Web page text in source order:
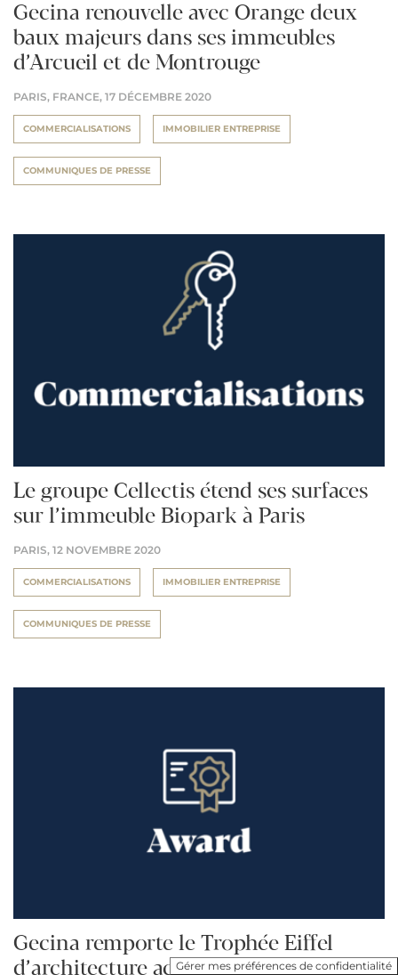
Gecina renouvelle avec Orange deux
baux majeurs dans ses immeubles
d’Arcueil et de Montrouge
PARIS, FRANCE, 17 DÉCEMBRE 2020
COMMERCIALISATIONS IMMOBILIER ENTREPRISE
COMMUNIQUES DE PRESSE
Le groupe Cellectis étend ses surfaces
sur l’immeuble Biopark à Paris
PARIS, 12 NOVEMBRE 2020
COMMERCIALISATIONS IMMOBILIER ENTREPRISE
COMMUNIQUES DE PRESSE
Gecina remporte le Trophée Eiffel
d’architecture acier pour son
Gérer mes préférences de confidentialité